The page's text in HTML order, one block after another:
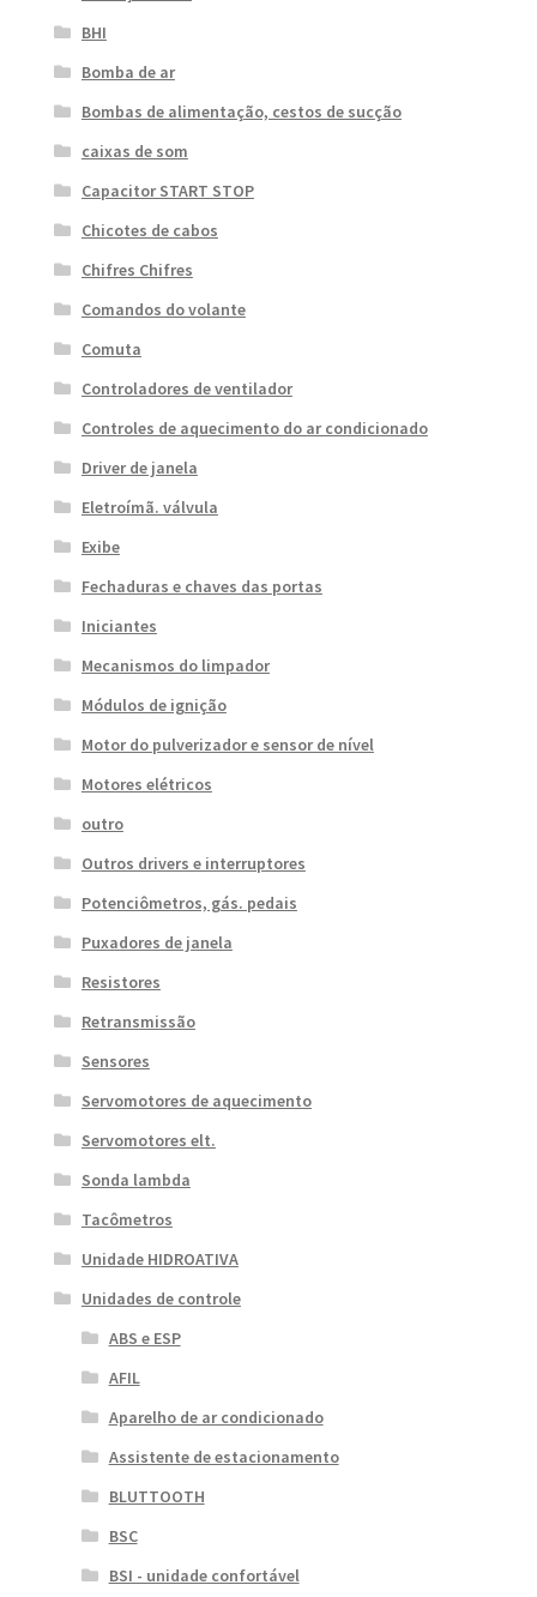
BHI
Bomba de ar
Bombas de alimentação, cestos de sucção
caixas de som
Capacitor START STOP
Chicotes de cabos
Chifres Chifres
Comandos do volante
Comuta
Controladores de ventilador
Controles de aquecimento do ar condicionado
Driver de janela
Eletroímã. válvula
Exibe
Fechaduras e chaves das portas
Iniciantes
Mecanismos do limpador
Módulos de ignição
Motor do pulverizador e sensor de nível
Motores elétricos
outro
Outros drivers e interruptores
Potenciômetros, gás. pedais
Puxadores de janela
Resistores
Retransmissão
Sensores
Servomotores de aquecimento
Servomotores elt.
Sonda lambda
Tacômetros
Unidade HIDROATIVA
Unidades de controle
ABS e ESP
AFIL
Aparelho de ar condicionado
Assistente de estacionamento
BLUTTOOTH
BSC
BSI - unidade confortável